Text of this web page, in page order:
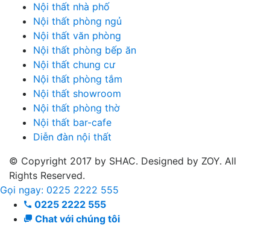
Nội thất nhà phố
Nội thất phòng ngủ
Nội thất văn phòng
Nội thất phòng bếp ăn
Nội thất chung cư
Nội thất phòng tắm
Nội thất showroom
Nội thất phòng thờ
Nội thất bar-cafe
Diễn đàn nội thất
© Copyright 2017 by SHAC. Designed by ZOY. All
Rights Reserved.
Gọi ngay: 0225 2222 555
0225 2222 555
Chat với chúng tôi